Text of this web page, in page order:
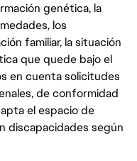
genética, la
los
familiar, la situación
que quede bajo el
en cuenta solicitudes
de conformidad
el espacio de
discapacidades según